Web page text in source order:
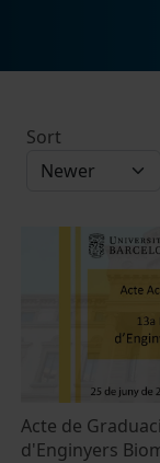
Sort
Acte de
d'Enginyers